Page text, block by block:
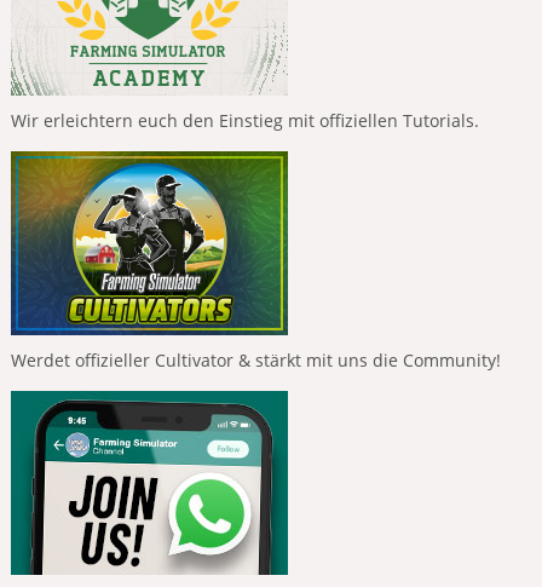
Wir erleichtern euch den Einstieg mit offiziellen Tutorials.
Werdet offizieller Cultivator & stärkt mit uns die Community!